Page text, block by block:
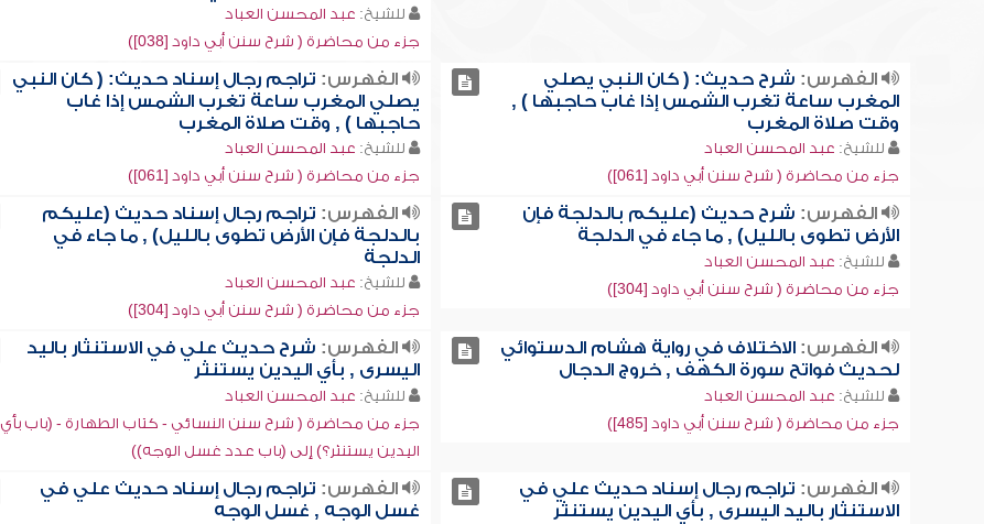
للشيخ: عبد المحسن العباد
جزء من محاضرة ( شرح سنن أبي داود [038])
الفهرس: شرح حديث: ( كان النبي يصلي
المغرب ساعة تغرب الشمس إذا غاب حاجبها ) ,
وقت صلاة المغرب
للشيخ: عبد المحسن العباد
جزء من محاضرة ( شرح سنن أبي داود [061])
الفهرس: تراجم رجال إسناد حديث: ( كان النبي
يصلي المغرب ساعة تغرب الشمس إذا غاب
حاجبها ) , وقت صلاة المغرب
للشيخ: عبد المحسن العباد
جزء من محاضرة ( شرح سنن أبي داود [061])
الفهرس: شرح حديث (عليكم بالدلجة فإن
الأرض تطوى بالليل) , ما جاء في الدلجة
للشيخ: عبد المحسن العباد
جزء من محاضرة ( شرح سنن أبي داود [304])
الفهرس: تراجم رجال إسناد حديث (عليكم
بالدلجة فإن الأرض تطوى بالليل) , ما جاء في
الدلجة
للشيخ: عبد المحسن العباد
جزء من محاضرة ( شرح سنن أبي داود [304])
الفهرس:الاختلاف في رواية هشام الدستوائي
لحديث فواتح سورة الكهف , خروج الدجال
للشيخ: عبد المحسن العباد
جزء من محاضرة ( شرح سنن أبي داود [485])
الفهرس: شرح حديث علي في الاستنثار باليد
اليسرى , بأي اليدين يستنثر
للشيخ: عبد المحسن العباد
جزء من محاضرة ( شرح سنن النسائي - كتاب الطهارة - (باب بأي
اليدين يستنثر؟) إلى (باب عدد غسل الوجه))
الفهرس: تراجم رجال إسناد حديث علي في
الاستنثار باليد اليسرى , بأي اليدين يستنثر
الفهرس: تراجم رجال إسناد حديث علي في
غسل الوجه , غسل الوجه